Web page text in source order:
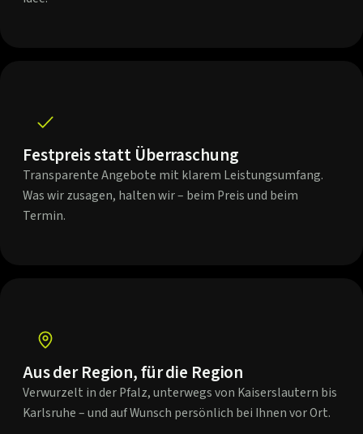
Festpreis statt Überraschung
Transparente Angebote mit klarem Leistungsumfang.
Was wir zusagen, halten wir – beim Preis und beim
Termin.
Aus der Region, für die Region
Verwurzelt in der Pfalz, unterwegs von Kaiserslautern bis
Karlsruhe – und auf Wunsch persönlich bei Ihnen vor Ort.